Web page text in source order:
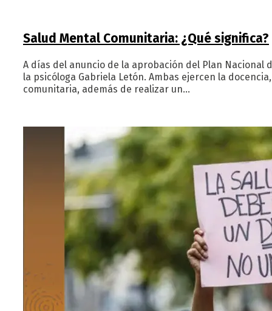
Salud Mental Comunitaria: ¿Qué significa?
A días del anuncio de la aprobación del Plan Nacional
la psicóloga Gabriela Letón. Ambas ejercen la
comunitaria, además de realizar un…